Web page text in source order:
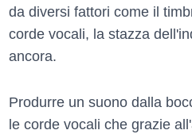
da diversi fattori come il
corde vocali, la stazza
ancora.
Produrre un suono dalla
le corde vocali che grazie